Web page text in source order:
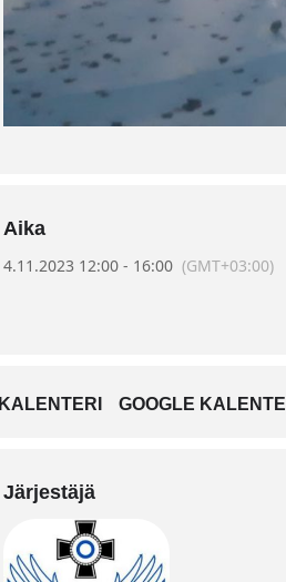
Aika
4.11.2023 12:00 - 16:00 (GMT+03:00)
KALENTERI GOOGLE
Järjestäjä